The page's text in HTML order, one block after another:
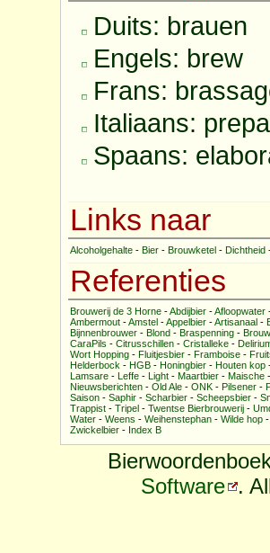
Duits: brauen
Engels: brew
Frans:
Italiaans:
Spaans:
Links naar
Alcoholgehalte - Bier - Brouwketel - Dichtheid
Referenties
Brouwerij de 3 Horne -Abdijbier -Afloopwater
Ambermout -Amstel -Appelbier -Artisanaal -
Bijnnenbrouwer - Blond - Braspenning -
CaraPils - Citrusschillen - Cristalleke -
Wort Hopping - Fluitjesbier - Framboise -
Helderbock - HGB - Honingbier - Houten kop
Lamsare - Leffe - Light - Maartbier - Maische
Nieuwsberichten - Old Ale - ONK - Pilsener -
Saison - Saphir - Scharbier - Scheepsbier -
Trappist - Tripel - Twentse Bierbrouwerij -
Water - Weens - Weihenstephan - Wilde hop
Zwickelbier - Index B
Software .